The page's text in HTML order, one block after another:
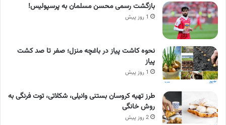
بازگشت رسمی محسن مسلمان به پرسپولیس!
1 روز پیش
نحوه کاشت پیاز در باغچه منزل؛ صفر تا صد کشت
پیاز
1 روز پیش
طرز تهیه کروسان بستنی وانیلی، شکلاتی، توت فرنگی به
روش خانگی
2 روز پیش